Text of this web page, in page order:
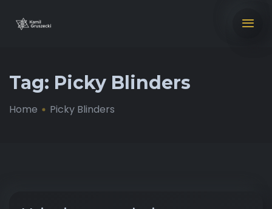
Tag: Picky Blinders
Home Picky Blinders